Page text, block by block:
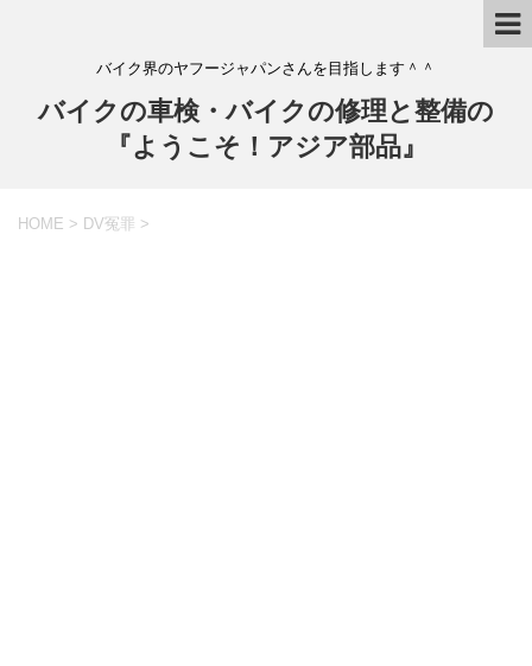
バイク界のヤフージャパンさんを目指します＾＾
バイクの車検・バイクの修理と整備の
『ようこそ！アジア部品』
HOME > DV冤罪 >